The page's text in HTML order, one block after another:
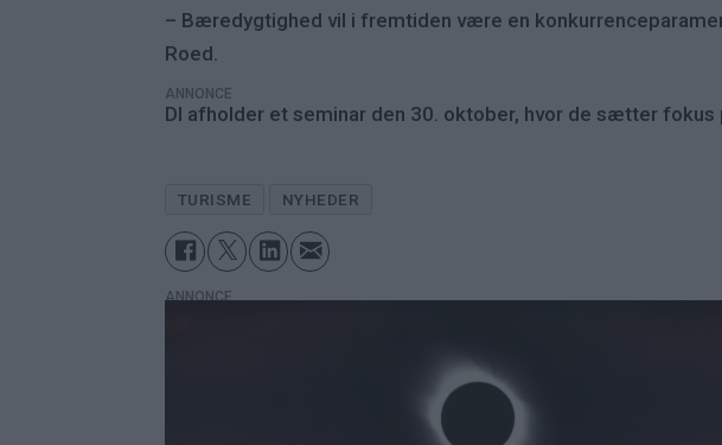
– Bæredygtighed vil i fremtiden være en
Roed.
ANNONCE
DI afholder et seminar den 30. oktober, hvor de sætter
TURISME NYHEDER
ANNONCE